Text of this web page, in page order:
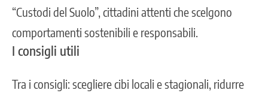
“Custodi del Suolo”, cittadini attenti che scelgono
comportamenti sostenibili e responsabili.
I consigli utili
Tra i consigli: scegliere cibi locali e stagionali, ridurre